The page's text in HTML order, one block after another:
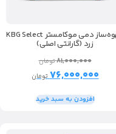
قهوه‌ساز دمی موکامستر KBG Select
زرد (گارانتی اصلی)
۸۱,۰۰۰,۰۰۰تومان
۷۶,۰۰۰,۰۰۰تومان
افزودن به سبد خرید